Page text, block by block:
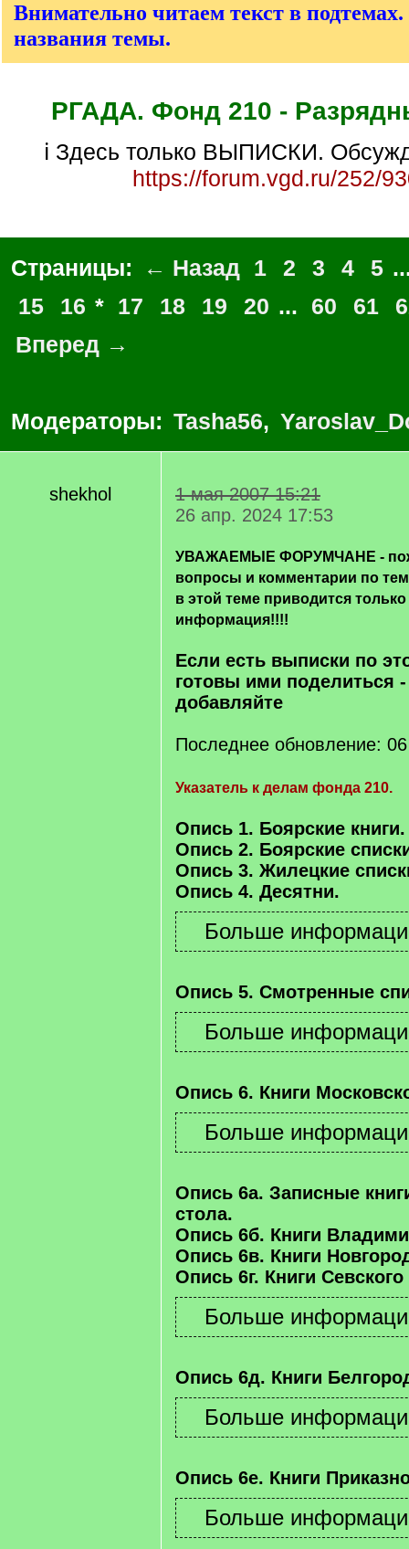
Внимательно читаем текст в
названия темы.
РГАДА. Фонд 210 -
ℹ Здесь только ВЫПИСКИ.
https://forum.vgd.ru/252/
Страницы: ← Назад 1 2 3 4 5
15
16 * 17 18 19 20 ... 60 61
Вперед →
Модераторы: Tasha56,
shekhol
1 мая 2007 15:21
26 апр. 2024 17:53
УВАЖАЕМЫЕ ФОРУМЧАНЕ -
вопросы и комментарии по
в этой теме приводится
информация!!!!
Если есть выписки по
готовы ими поделиться
добавляйте
Последнее обновление:
Указатель к делам фонда 210.
Опись 1. Боярские книги.
Опись 2. Боярские
Опись 3. Жилецкие
Опись 4. Десятни.
Опись 5. Смотренные
Опись 6. Книги
Опись 6а. Записные
стола.
Опись 6б. Книги
Опись 6в. Книги
Опись 6г. Книги Севского
Опись 6д. Книги
Опись 6е. Книги